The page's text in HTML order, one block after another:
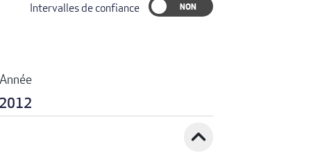
Intervalles de confiance
Année
2012
expand_less